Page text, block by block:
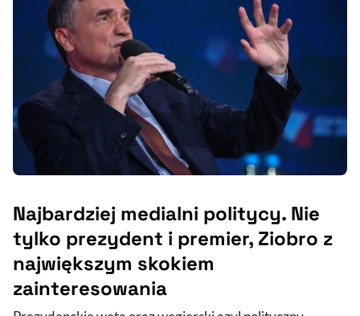
Najbardziej medialni politycy. Nie
tylko prezydent i premier, Ziobro z
największym skokiem
zainteresowania